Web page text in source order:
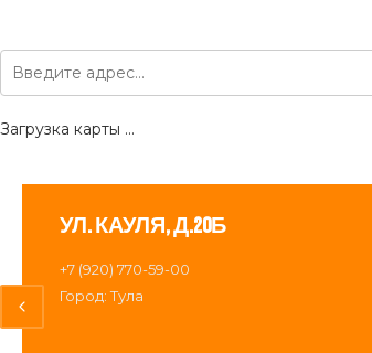
УЛ. КАУЛЯ, Д.20Б
+7 (920) 770-59-00
Город: Тула
Загрузка карты ...